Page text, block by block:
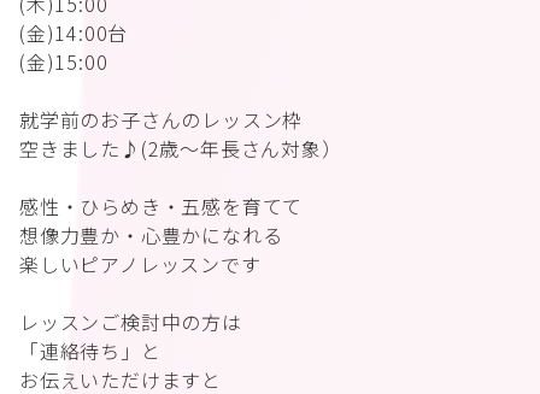
(金)14:00台
(金)15:00
就学前のお子さんのレッスン枠
空きました♪(2歳〜年長さん対象）
感性・ひらめき・五感を育てて
想像力豊か・心豊かになれる
楽しいピアノレッスンです
レッスンご検討中の方は
「連絡待ち」と
お伝えいただけますと